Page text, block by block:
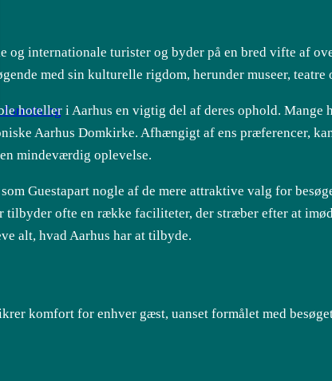
forretning
og internationale turister og byder på en bred vifte af
med sin kulturelle rigdom, herunder museer, teatre
hoteller i Aarhus en vigtig del af deres ophold.
Aarhus Domkirke. Afhængigt af ens præferencer,
mindeværdig oplevelse.
Guestapart nogle af de mere attraktive valg for
ofte en række faciliteter, der stræber efter at
alt, hvad Aarhus har at tilbyde.
komfort for enhver gæst, uanset formålet med